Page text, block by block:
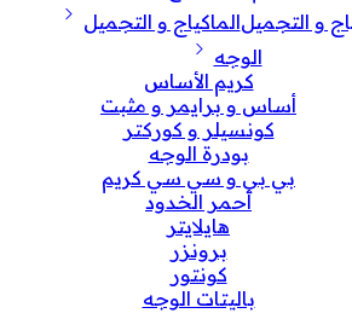
الماكياج و التجميل
الوجه
كريم الأساس
أساس و برايمر و مثبت
كونسيلر و كوركتر
بودرة الوجه
بي بي و سي سي كريم
أحمر الخدود
هايلايتر
برونزر
كونتور
باليتات الوجه